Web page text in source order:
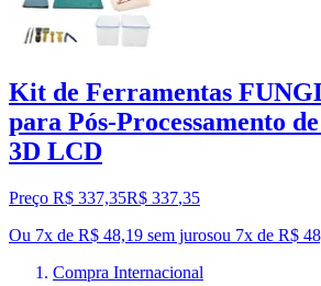
Kit de Ferramentas
para Pós-Processamento
3D LCD
Preço R$ 337,35R$ 337,35
Ou 7x de R$ 48,19 sem jurosou 7x de R$
Compra Internacional